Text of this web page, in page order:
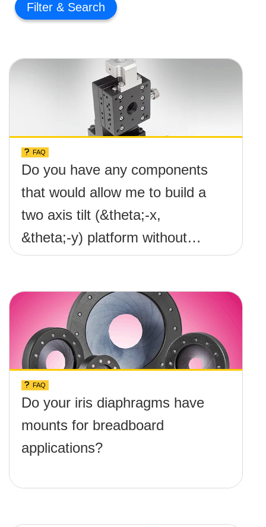
Filter
FAQ
Do you have any components
that would allow me to build a
two axis tilt (&theta;-x,
&theta;-y) platform without
any screws protruding up
FAQ
Do your iris diaphragms have
mounts for breadboard
applications?